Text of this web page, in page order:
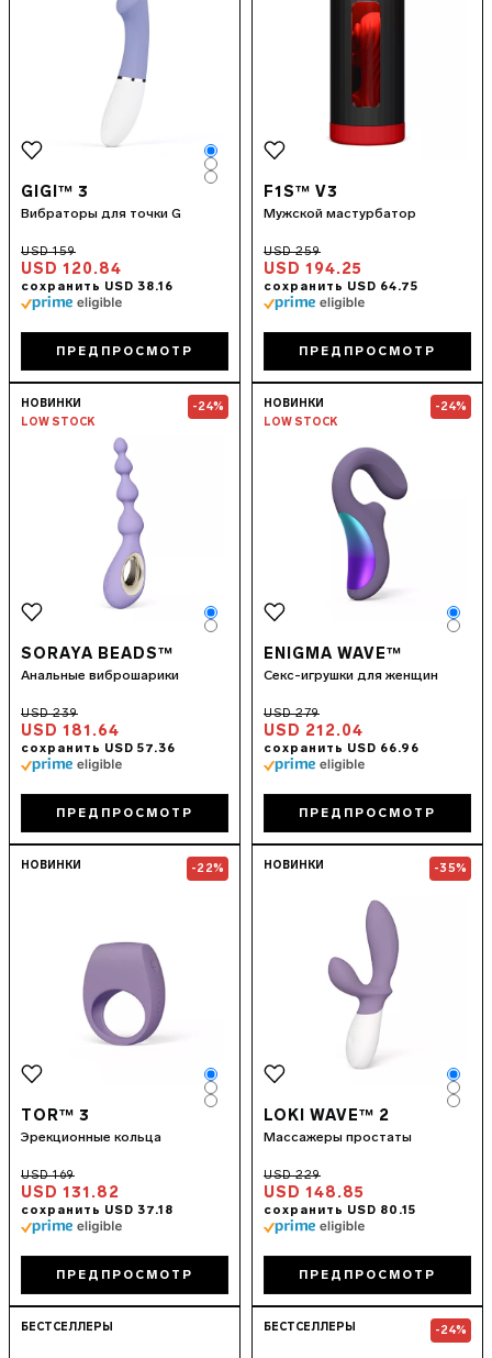
GIGI™ 3
Вибраторы для точки G
USD 120.84
Color
Color
Color
ПРЕДПРОСМОТР
F1S™ V3
Мужской мастурбатор
USD 194.25
ПРЕДПРОСМОТР
Go to theSORAYA Beads™
НОВИНКИ
LOW STOCK
-24%
SORAYA BEADS™
Анальные виброшарики
USD 181.64
Color
Color
ПРЕДПРОСМОТР
Go to the
НОВИНКИ
LOW STOCK
-24%
ENIGMA WAVE™
Секс-игрушки для женщин
USD 212.04
ПРЕДПРОСМОТР
Go to theTOR™ 3page
НОВИНКИ -22%
TOR™ 3
Эрекционные кольца
USD 131.82
Color
Color
Color
ПРЕДПРОСМОТР
Go to the
НОВИНКИ -35%
LOKI WAVE™ 2
Массажеры простаты
USD 148.85
ПРЕДПРОСМОТР
TIANI™ 3page
БЕСТСЕЛЛЕРЫ Go to the
БЕСТСЕЛЛЕРЫ -24%